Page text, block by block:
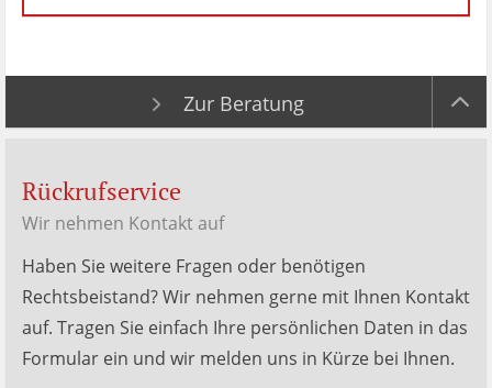
MenkenBewertungen
Zur Beratung
Rückrufservice
Wir nehmen Kontakt auf
Haben Sie weitere Fragen oder benötigen
Rechtsbeistand? Wir nehmen gerne mit Ihnen Kontakt
auf. Tragen Sie einfach Ihre persönlichen Daten in das
Formular ein und wir melden uns in Kürze bei Ihnen.